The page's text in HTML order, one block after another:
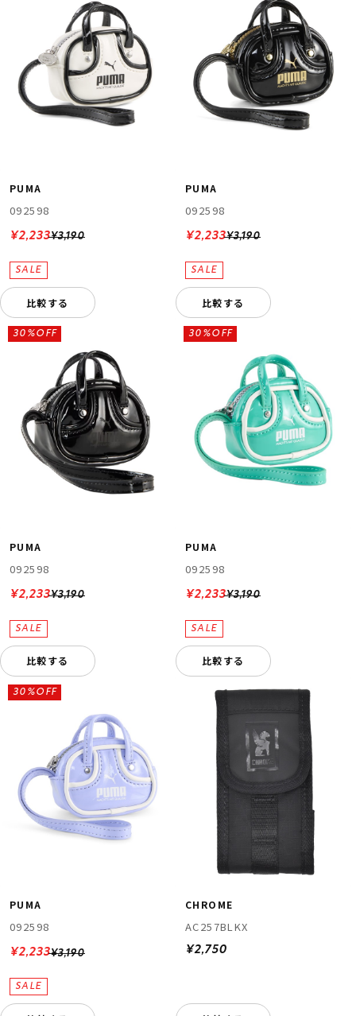
PUMA
092598
¥3,190
¥2,233
比較する
PUMA
092598
¥3,190
¥2,233
比較する
PUMA
092598
¥3,190
30%OFF
¥2,233
比較する
PUMA
092598
¥3,190
30%OFF
¥2,233
比較する
PUMA
092598
¥3,190
30%OFF
¥2,233
CHROME
AC257BLKX
¥2,750